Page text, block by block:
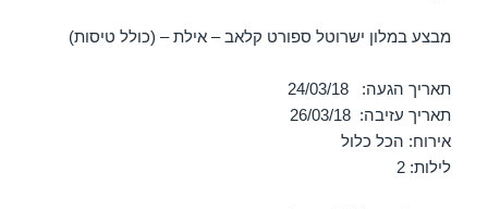
מבצע במלון ישרוטל ספורט קלאב – אילת – (כולל טיסות)
תאריך הגעה: 24/03/18
תאריך עזיבה: 26/03/18
אירוח: הכל כלול
לילות: 2